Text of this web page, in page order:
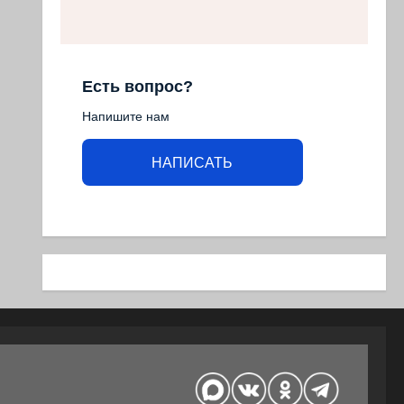
Есть вопрос?
Напишите нам
НАПИСАТЬ